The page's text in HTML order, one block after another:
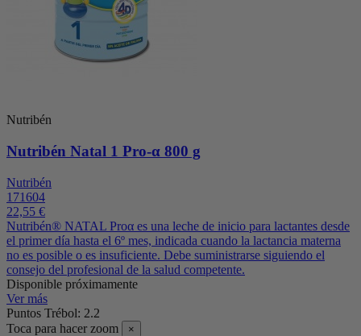
Nutribén
Nutribén Natal 1 Pro-α 800 g
Nutribén
171604
22,55 €
Nutribén® NATAL Proα es una leche de inicio para lactantes desde
el primer día hasta el 6º mes, indicada cuando la lactancia materna
no es posible o es insuficiente. Debe suministrarse siguiendo el
consejo del profesional de la salud competente.
Disponible próximamente
Ver más
Puntos Trébol: 2.2
Toca para hacer zoom
×